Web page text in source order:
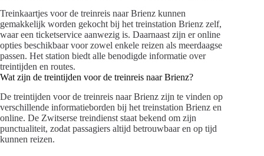
Treinkaartjes voor de treinreis naar Brienz kunnen
gemakkelijk worden gekocht bij het treinstation Brienz zelf,
waar een ticketservice aanwezig is. Daarnaast zijn er online
opties beschikbaar voor zowel enkele reizen als meerdaagse
passen. Het station biedt alle benodigde informatie over
treintijden en routes.
Wat zijn de treintijden voor de treinreis naar Brienz?
De treintijden voor de treinreis naar Brienz zijn te vinden op
verschillende informatieborden bij het treinstation Brienz en
online. De Zwitserse treindienst staat bekend om zijn
punctualiteit, zodat passagiers altijd betrouwbaar en op tijd
kunnen reizen.